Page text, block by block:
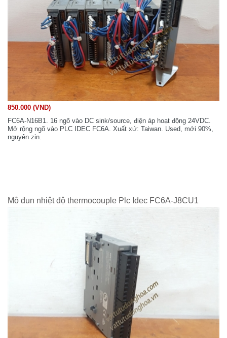
850.000 (VND)
FC6A-N16B1. 16 ngõ vào DC sink/source, điện áp hoạt động 24VDC.
Mở rộng ngõ vào PLC IDEC FC6A. Xuất xứ: Taiwan. Used, mới 90%,
nguyên zin.
Mô đun nhiệt độ thermocouple Plc Idec FC6A-J8CU1